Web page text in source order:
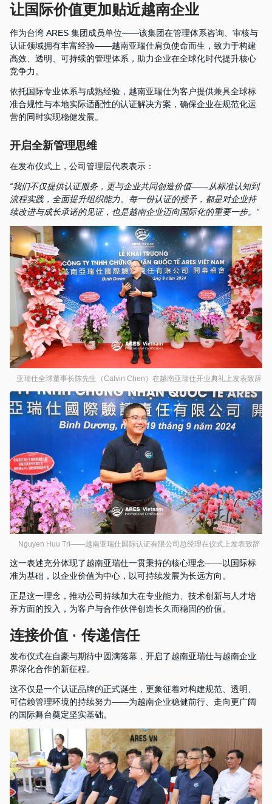
让国际价值更加贴近越南企业
作为台湾 ARES 集团成员单位——该集团在管理体系咨询、审核与
认证领域拥有丰富经验——越南亚瑞仕肩负使命而生，致力于构建
高效、透明、可持续的管理体系，助力企业在全球化时代提升核心
竞争力。
依托国际专业体系与成熟经验，越南亚瑞仕为客户提供兼具全球标
准合规性与本地实际适配性的认证解决方案，确保企业在规范化运
营的同时实现稳健发展。
开启全新管理思维
在发布仪式上，公司管理层代表表示：
“我们不仅提供认证服务，更与企业共同创造价值——从标准认知到
流程实践，全面提升组织能力。每一份认证的授予，都是对企业持
续改进与成长承诺的见证，也是越南企业迈向国际化的重要一步。”
亚瑞仕全球董事长陈先生（Calvin Chen）在越南亚瑞仕开业典礼上发表致辞
Nguyen Huu Tri——越南亚瑞仕国际认证有限公司总经理在仪式上发表致辞
这一表述充分体现了越南亚瑞仕一贯秉持的核心理念——以国际标
准为基础，以企业价值为中心，以可持续发展为长远方向。
正是这一理念，推动公司持续加大在专业能力、技术创新与人才培
养方面的投入，为客户与合作伙伴创造长久而稳固的价值。
连接价值 · 传递信任
发布仪式在自豪与期待中圆满落幕，开启了越南亚瑞仕与越南企业
界深化合作的新征程。
这不仅是一个认证品牌的正式诞生，更象征着对构建规范、透明、
可信赖管理环境的持续努力——为越南企业稳健前行、走向更广阔
的国际舞台奠定坚实基础。